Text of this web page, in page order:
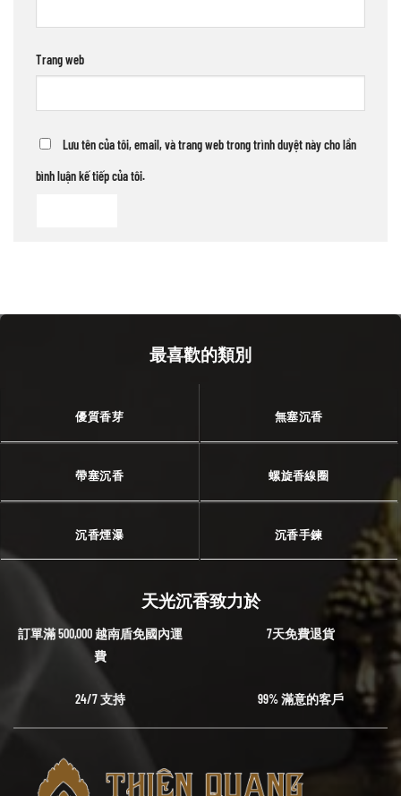
Trang web
Lưu tên của tôi, email, và trang web trong trình duyệt này cho lần
bình luận kế tiếp của tôi.
最喜歡的類別
優質香芽 無塞沉香
帶塞沉香 螺旋香線圈
沉香煙瀑 沉香手鍊
天光沉香致力於
訂單滿 500,000 越南盾免國內運
費
7天免費退貨
24/7 支持 99% 滿意的客戶